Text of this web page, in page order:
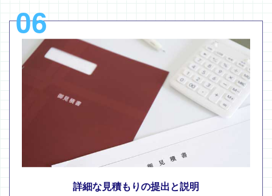
06
詳細な見積もりの提出と説明